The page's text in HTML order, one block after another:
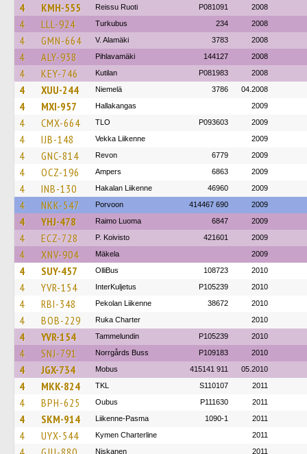
4 KMH-555 Reissu Ruoti P081091 2008
4 LLL-924 Turkubus 234 2008
4 GMN-664 V. Alamäki 3783 2008
4 ALY-938 Pihlavamäki 144127 2008
4 KEY-746 Kutilan P081983 2008
4 XUU-244 Niemelä 3786 04.2008
4 MXI-957 Hallakangas 2009
4 CMX-664 TLO P093603 2009
4 IJB-148 Vekka Liikenne 2009
4 GNC-814 Revon 6779 2009
4 OCZ-196 Ampers 6863 2009
4 INB-130 Hakalan Liikenne 46960 2009
4 NKK-547 Porvoon 414467 690 2009
4 YHJ-478 Raimo Luoma 6847 2009
4 ECZ-728 P. Koivisto 421601 2009
4 XNV-904 Mäkela 2009
4 SUY-457 OlliBus 108723 2010
4 YVR-154 InterKuljetus P105239 2010
4 RBI-348 Pekolan Liikenne 38672 2010
4 BOB-229 Ruka Charter 2010
4 YVR-154 Tammelundin P105239 2010
4 SNJ-791 Norrgårds Buss P109183 2010
4 JGX-734 Mobus 415141 911 05.2010
4 MKK-824 TKL S110107 2011
4 BPH-625 Oubus P111630 2011
4 SKM-914 Liikenne-Pasma 1090-1 2011
4 UYX-544 Kymen Charterline 2011
Niskanen 2011